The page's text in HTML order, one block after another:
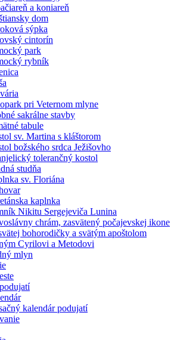
a koniareň
dom
sýpka
cintorín
park
rybník
pri Veternom mlyne
sakrálne stavby
tabule
sv. Martina s kláštorom
božského srdca Ježišovho
tolerančný kostol
studňa
sv. Floriána
kaplnka
Nikitu Sergejeviča Lunina
chrám, zasvätený počajevskej ikone
bohorodičky a svätým apoštolom
Cyrilovi a Metodovi
mlyn
kalendár podujatí